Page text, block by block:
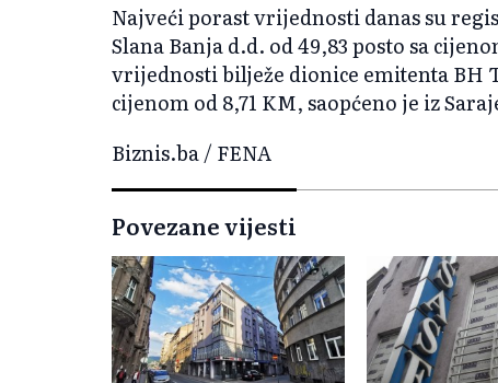
Najveći porast vrijednosti danas su
Slana Banja d.d. od 49,83 posto sa
vrijednosti bilježe dionice emitenta BH
cijenom od 8,71 KM, saopćeno je iz
Biznis.ba / FENA
Povezane vijesti